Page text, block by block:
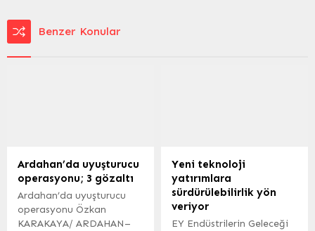
Benzer Konular
Ardahan’da uyuşturucu
operasyonu; 3 gözaltı
Ardahan’da uyuşturucu
operasyonu Özkan
KARAKAYA/ ARDAHAN–
Yeni teknoloji
yatırımlara
sürdürülebilirlik yön
veriyor
EY Endüstrilerin Geleceği